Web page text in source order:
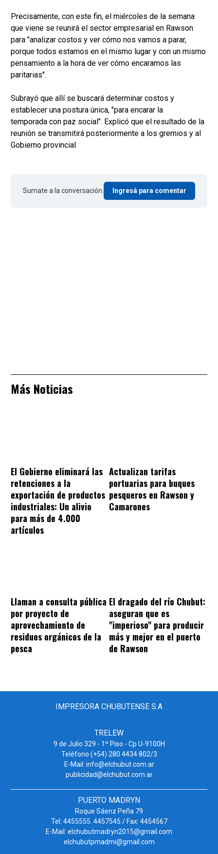
Precisamente, con este fin, el miércoles de la semana
que viene se reunirá el sector empresarial en Rawson
para "analizar costos y ver cómo nos vamos a parar,
porque todos estamos en el mismo lugar y con un mismo
pensamiento a la hora de ver cómo encaramos las
paritarias".
Subrayó que allí se buscará determinar costos y
establecer una postura única, "para encarar la
temporada con paz social". Explicó que el resultado de la
reunión se transmitirá posteriormente a los gremios y al
Gobierno provincial.
Sumate a la conversación. Ingresá para comentar
Más Noticias
El Gobierno eliminará las
retenciones a la
exportación de productos
industriales: Un alivio
para más de 4.000
artículos
Actualizan tarifas
portuarias para buques
pesqueros en Rawson y
Camarones
Llaman a consulta pública
por proyecto de
aprovechamiento de
residuos orgánicos de la
pesca
El dragado del río Chubut:
aseguran que es
"imperioso" para producir
más y mejor en el puerto
de Rawson
IMPRESORA CHUBUTENSE S.A
TRELEW
9 de Julio 329 - 1º Piso - Cp U-9100H
Teléfono (+54) 280 4434 802/3
E-Mail: info@elchubut.com.ar
publicidad@elchubut.com.ar
PUERTO MADRYN
Roque Sáenz Peña 79
Tel: 4455555. 4457545 / Fax: 4454567
E-Mail: elchubutmadryn2015@gmail.com
elchubutpmadmi@gmail.com